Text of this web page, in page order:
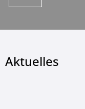
Aktuelles